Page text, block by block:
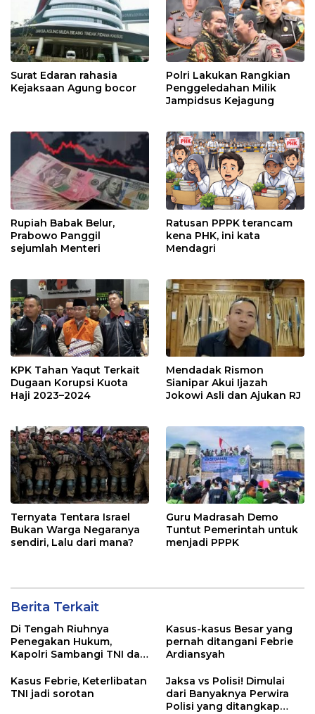
Surat Edaran rahasia
Kejaksaan Agung bocor
Polri Lakukan Rangkian
Penggeledahan Milik
Jampidsus Kejagung
Rupiah Babak Belur,
Prabowo Panggil
sejumlah Menteri
Ratusan PPPK terancam
kena PHK, ini kata
Mendagri
KPK Tahan Yaqut Terkait
Dugaan Korupsi Kuota
Haji 2023–2024
Mendadak Rismon
Sianipar Akui Ijazah
Jokowi Asli dan Ajukan RJ
Ternyata Tentara Israel
Bukan Warga Negaranya
sendiri, Lalu dari mana?
Guru Madrasah Demo
Tuntut Pemerintah untuk
menjadi PPPK
Berita Terkait
Di Tengah Riuhnya
Penegakan Hukum,
Kapolri Sambangi TNI dan
Kasus-kasus Besar yang
pernah ditangani Febrie
Ardiansyah
Kasus Febrie, Keterlibatan
TNI jadi sorotan
Jaksa vs Polisi! Dimulai
dari Banyaknya Perwira
Polisi yang ditangkap